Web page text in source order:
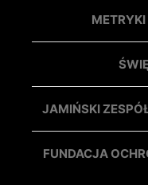
JAMIŃSKI
FUNDACJA